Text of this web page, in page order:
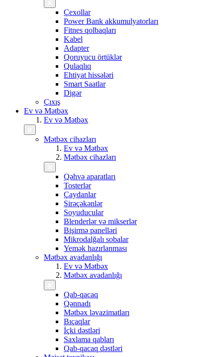
Çexollar
Power Bank akkumulyatorları
Fitnes qolbaqları
Kabel
Adapter
Qoruyucu örtüklər
Qulaqlıq
Ehtiyat hissələri
Smart Saatlar
Digər
Çıxış
Ev və Mətbəx
Ev və Mətbəx
Mətbəx cihazları
Ev və Mətbəx
Mətbəx cihazları
Qəhvə aparatları
Tosterlər
Çaydanlar
Şirəçəkənlər
Soyuducular
Blenderlər və mikserlər
Bişirmə panelləri
Mikrodalğalı sobalar
Yemək hazırlanması
Mətbəx avadanlığı
Ev və Mətbəx
Mətbəx avadanlığı
Qab-qacaq
Qənnadı
Mətbəx ləvazimatları
Bıçaqlar
İçki dəstləri
Saxlama qabları
Qab-qacaq dəstləri